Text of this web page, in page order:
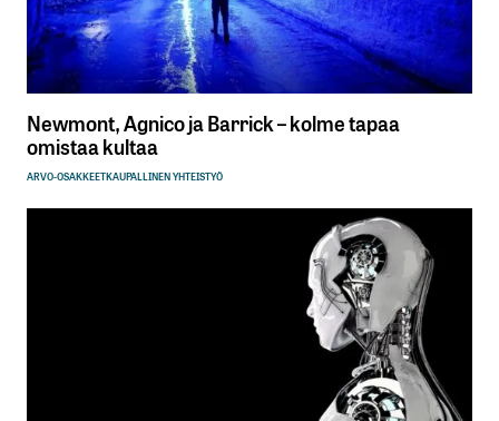
Newmont, Agnico ja Barrick – kolme tapaa
omistaa kultaa
ARVO-OSAKKEETKAUPALLINEN YHTEISTYÖ